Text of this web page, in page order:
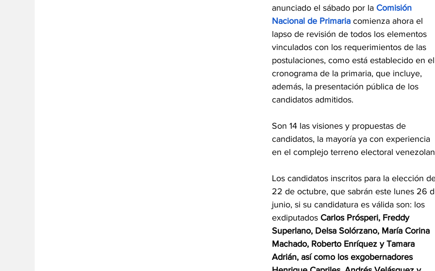
anunciado el sábado por la Comisión
Nacional de Primaria comienza ahora el
lapso de revisión de todos los elementos
vinculados con los requerimientos de las
postulaciones, como está establecido en
cronograma de la primaria, que incluye,
además, la presentación pública de los
candidatos admitidos.
Son 14 las visiones y propuestas de
candidatos, la mayoría ya con experiencia
en el complejo terreno electoral
Los candidatos inscritos para la elección
22 de octubre, que sabrán este lunes 26
junio, si su candidatura es válida son: los
exdiputados Carlos Prósperi, Freddy
Superlano, Delsa Solórzano, María Corina
Machado, Roberto Enríquez y Tamara
Adrián, así como los exgobernadores